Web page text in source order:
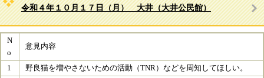
令和４年１０月１７日（月） 大井（大井公民館）
N
o
意見内容
1 ​野良猫を増やさないための活動（TNR）などを周知してほしい。